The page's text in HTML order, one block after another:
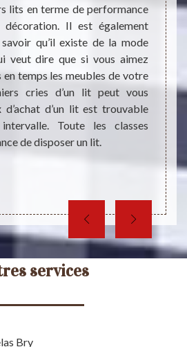
lits en terme de performance
Il est également
qu’il existe de la mode
veut dire que si vous aimez
en temps les meubles de votre
cries d’un lit peut vous
d’un lit est trouvable
Toute les classes
de disposer un lit.
de lit
pour
pas
que
services
Bry